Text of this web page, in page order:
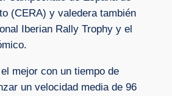
(CERA) y valedera también
Iberian Rally Trophy y el
mejor con un tiempo de
un velocidad media de 96